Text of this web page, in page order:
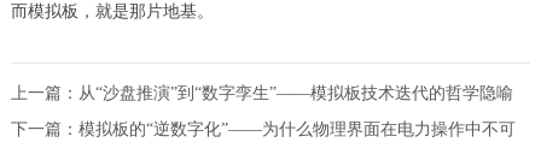
而模拟板，就是那片地基。
上一篇： 从“沙盘推演”到“数字孪生”——模拟板技术迭代的哲学隐喻
下一篇： 模拟板的“逆数字化”——为什么物理界面在电力操作中不可